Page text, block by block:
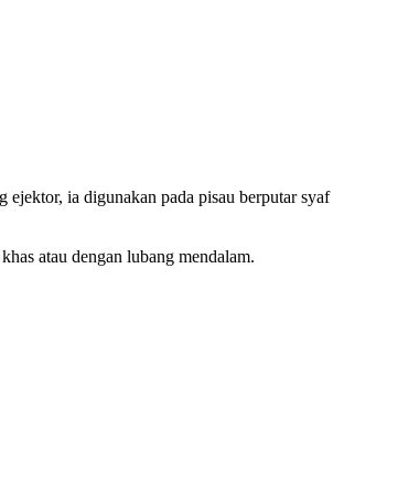
ia digunakan pada pisau berputar syaf
atau dengan lubang mendalam.